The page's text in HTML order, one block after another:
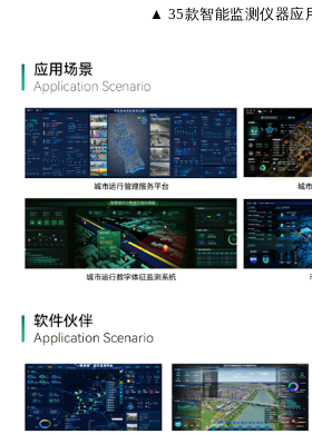
▲ 35款智能监测仪器应